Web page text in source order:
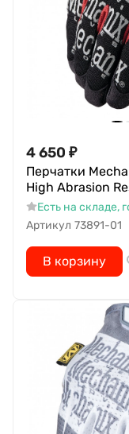
4 650 ₽
Перчатки
High Abrasion
Есть на складе,
Артикул 73891-01
В корзину